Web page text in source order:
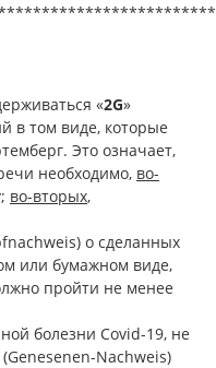
«2G»
в том виде, которые
Это означает,
необходимо, во-
во-вторых,
о сделанных
или бумажном виде,
пройти не менее
болезни Covid-19, не
Nachweis)